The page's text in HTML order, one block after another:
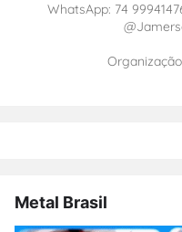
WhatsApp: 74
Metal Brasil